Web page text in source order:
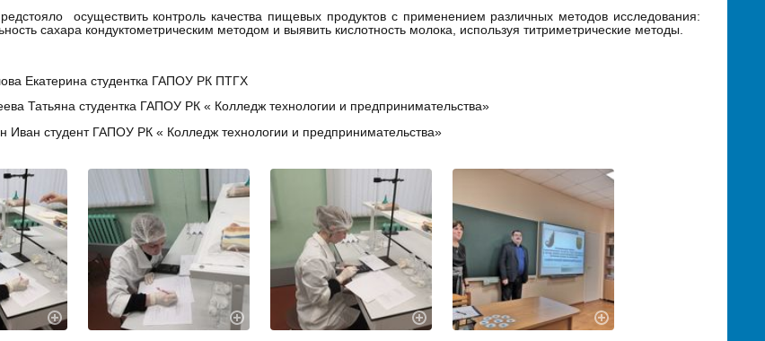
осуществить контроль качества пищевых продуктов с применением различных методов исследования:
сахара кондуктометрическим методом и выявить кислотность молока, используя титриметрические методы.
Екатерина студентка ГАПОУ РК ПТГХ
Татьяна студентка ГАПОУ РК « Колледж технологии и предпринимательства»
Иван студент ГАПОУ РК « Колледж технологии и предпринимательства»